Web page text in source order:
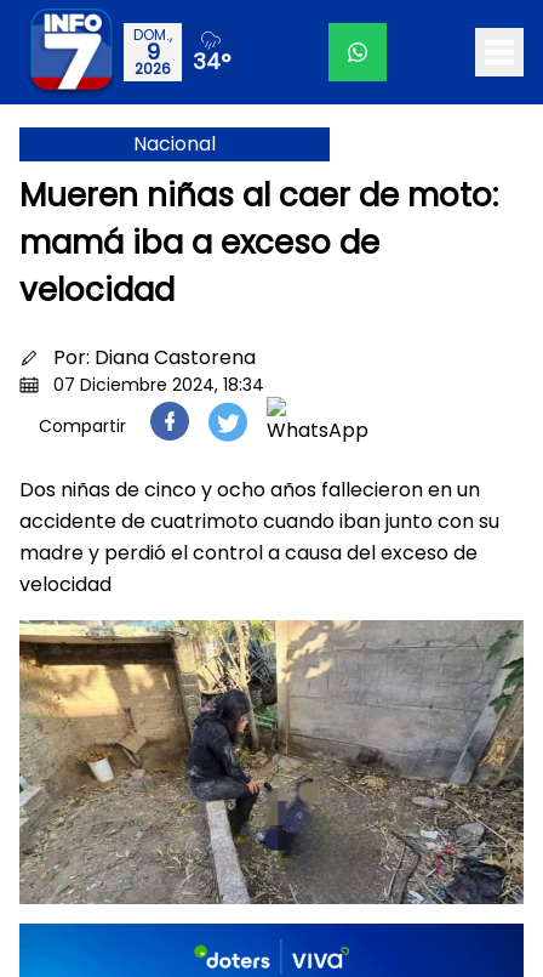
DOM.,
9
2026 34°
Nacional
Mueren niñas al caer de moto:
mamá iba a exceso de
velocidad
Por: Diana Castorena
07 Diciembre 2024, 18:34
Compartir
Dos niñas de cinco y ocho años fallecieron en un
accidente de cuatrimoto cuando iban junto con su
madre y perdió el control a causa del exceso de
velocidad